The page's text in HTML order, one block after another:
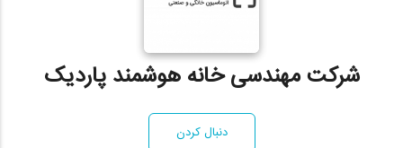
شرکت مهندسی خانه هوشمند پاردیک
دنبال کردن